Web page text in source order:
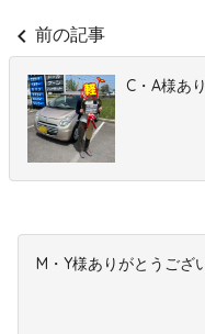
chevron_left 前の記事
C・A様あ
M・Y様ありがとうござ